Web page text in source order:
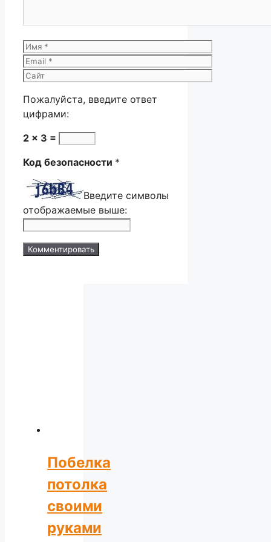
Имя
Email
Сайт
Пожалуйста, введите ответ
цифрами:
2 × 3 =
Код безопасности *
Введите символы
отображаемые выше:
Побелка
потолка
своими
руками